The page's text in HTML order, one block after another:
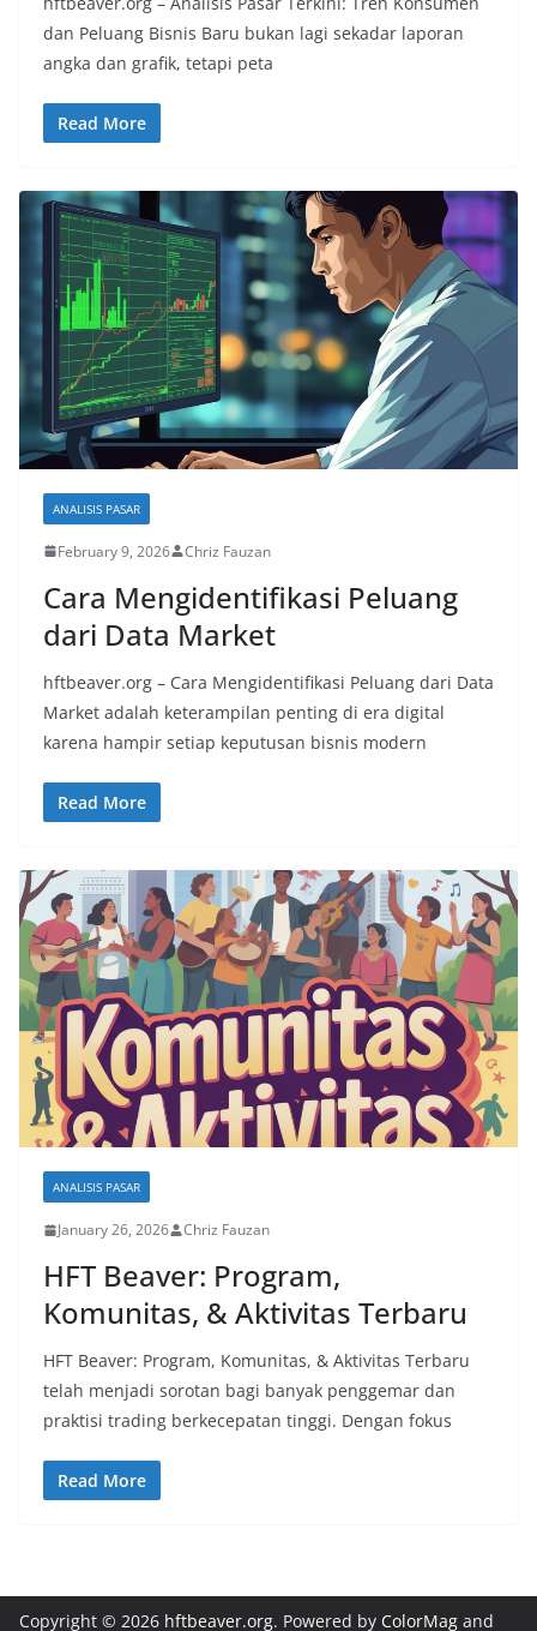
dan Peluang Bisnis Baru bukan lagi sekadar laporan
angka dan grafik, tetapi peta
Read More
ANALISIS PASAR
February 9, 2026 Chriz Fauzan
Cara Mengidentifikasi Peluang
dari Data Market
hftbeaver.org – Cara Mengidentifikasi Peluang dari Data
Market adalah keterampilan penting di era digital
karena hampir setiap keputusan bisnis modern
Read More
ANALISIS PASAR
January 26, 2026 Chriz Fauzan
HFT Beaver: Program,
Komunitas, & Aktivitas Terbaru
HFT Beaver: Program, Komunitas, & Aktivitas Terbaru
telah menjadi sorotan bagi banyak penggemar dan
praktisi trading berkecepatan tinggi. Dengan fokus
Read More
Copyright © 2026 hftbeaver.org. Powered by ColorMag and